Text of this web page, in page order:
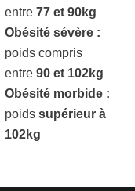
entre 77 et 90kg
Obésité sévère :
poids compris
entre 90 et 102kg
Obésité morbide :
poids supérieur à
102kg